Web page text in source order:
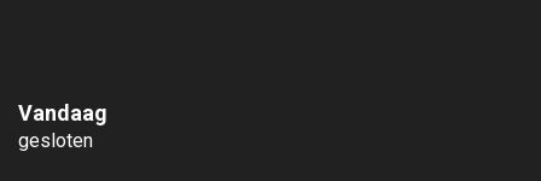
Vandaag
gesloten